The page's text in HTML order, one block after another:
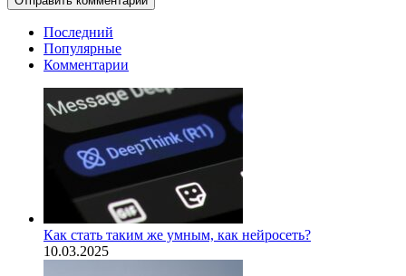
Последний
Популярные
Комментарии
Как стать таким же умным, как нейросеть?
10.03.2025